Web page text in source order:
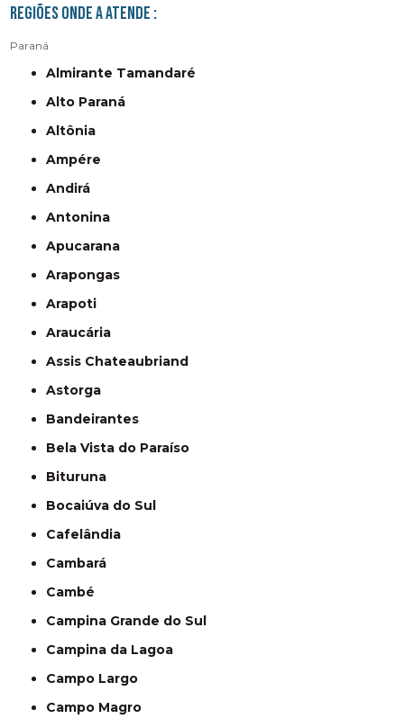
Regiões onde a atende :
Paraná
Almirante Tamandaré
Alto Paraná
Altônia
Ampére
Andirá
Antonina
Apucarana
Arapongas
Arapoti
Araucária
Assis Chateaubriand
Astorga
Bandeirantes
Bela Vista do Paraíso
Bituruna
Bocaiúva do Sul
Cafelândia
Cambará
Cambé
Campina Grande do Sul
Campina da Lagoa
Campo Largo
Campo Magro